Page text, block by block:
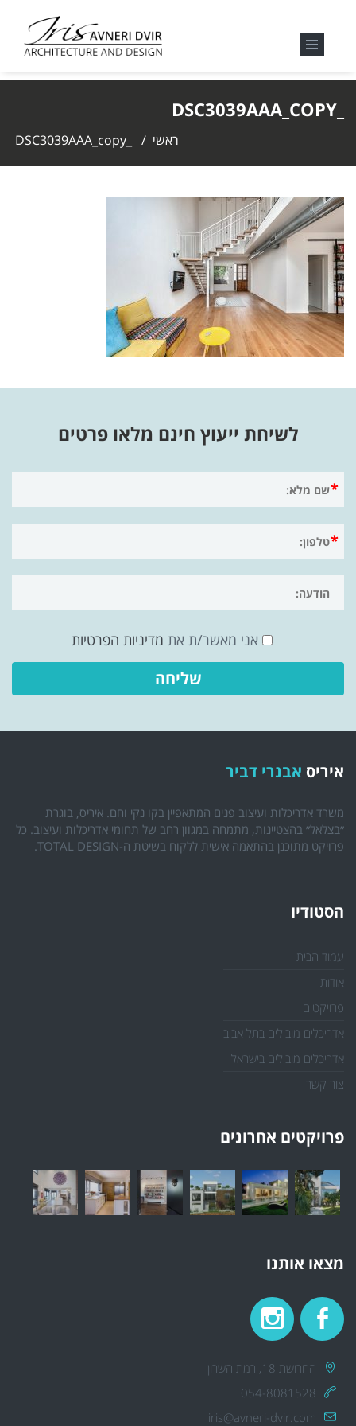
ראשי /
לשיחת ייעוץ חינם מלאו פרטים
אני מאשר/ת את מדיניות הפרטיות
איריס אבנרי דביר
משרד אדריכלות ועיצוב פנים המתאפיין בקו נקי וחם. איריס, בוגרת
״בצלאל״ בהצטיינות, מתמחה במגוון רחב של תחומי אדריכלות ועיצוב. כל
פרויקט מתוכנן בהתאמה אישית ללקוח בשיטת ה-TOTAL DESIGN.
הסטודיו
עמוד הבית
אודות
פרויקטים
אדריכלים מובילים בתל אביב
אדריכלים מובילים בישראל
צור קשר
פרויקטים אחרונים
מצאו אותנו
החרושת 18, רמת השרון
054-8081528
iris@avneri-dvir.com